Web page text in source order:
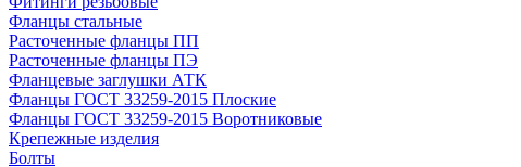
Фланцы стальные
Расточенные фланцы ПП
Расточенные фланцы ПЭ
Фланцевые заглушки АТК
Фланцы ГОСТ 33259-2015 Плоские
Фланцы ГОСТ 33259-2015 Воротниковые
Крепежные изделия
Болты